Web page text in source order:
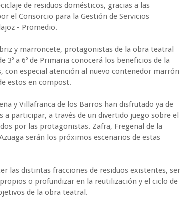
de residuos domésticos, gracias a las
el Consorcio para la Gestión de Servicios
- Promedio.
y marroncete, protagonistas de la obra teatral
3º a 6º de Primaria conocerá los beneficios de la
con especial atención al nuevo contenedor marrón
estos en compost.
y Villafranca de los Barros han disfrutado ya de
a participar, a través de un divertido juego sobre el
por las protagonistas. Zafra, Fregenal de la
serán los próximos escenarios de estas
las distintas fracciones de residuos existentes, ser
o profundizar en la reutilización y el ciclo de
de la obra teatral.